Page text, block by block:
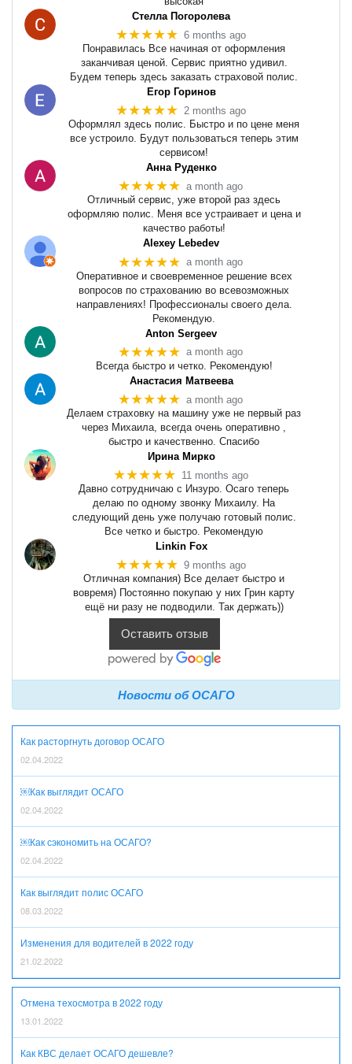
Стелла Погоролева
★★★★★ 6 months ago
Понравилась Все начиная от оформления
заканчивая ценой. Сервис приятно удивил.
Будем теперь здесь заказать страховой полис.
Егор Горинов
★★★★★ 2 months ago
Оформлял здесь полис. Быстро и по цене меня
все устроило. Будут пользоваться теперь этим
сервисом!
Анна Руденко
★★★★★ a month ago
Отличный сервис, уже второй раз здесь
оформляю полис. Меня все устраивает и цена и
качество работы!
Alexey Lebedev
★★★★★ a month ago
Оперативное и своевременное решение всех
вопросов по страхованию во всевозможных
направлениях! Профессионалы своего дела.
Рекомендую.
Anton Sergeev
★★★★★ a month ago
Всегда быстро и четко. Рекомендую!
Анастасия Матвеева
★★★★★ a month ago
Делаем страховку на машину уже не первый раз
через Михаила, всегда очень оперативно ,
быстро и качественно. Спасибо
Ирина Мирко
★★★★★ 11 months ago
Давно сотрудничаю с Инзуро. Осаго теперь
делаю по одному звонку Михаилу. На
следующий день уже получаю готовый полис.
Все четко и быстро. Рекомендую
Linkin Fox
★★★★★ 9 months ago
Отличная компания) Все делает быстро и
вовремя) Постоянно покупаю у них Грин карту
ещё ни разу не подводили. Так держать))
Оставить отзыв
Новости об ОСАГО
Как расторгнуть договор ОСАГО
02.04.2022
￼Как выглядит ОСАГО
02.04.2022
￼Как сэкономить на ОСАГО?
02.04.2022
Как выглядит полис ОСАГО
08.03.2022
Изменения для водителей в 2022 году
21.02.2022
Отмена техосмотра в 2022 году
13.01.2022
Как КВС делает ОСАГО дешевле?